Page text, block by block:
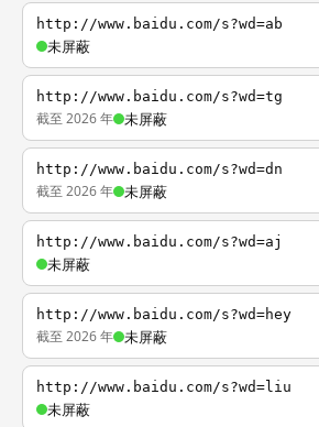
http://www.baidu.com/s?wd=ab
未屏蔽
http://www.baidu.com/s?wd=tg
截至 2026 年 未屏蔽
http://www.baidu.com/s?wd=dn
截至 2026 年 未屏蔽
http://www.baidu.com/s?wd=aj
未屏蔽
http://www.baidu.com/s?wd=hey
截至 2026 年 未屏蔽
http://www.baidu.com/s?wd=liu
未屏蔽